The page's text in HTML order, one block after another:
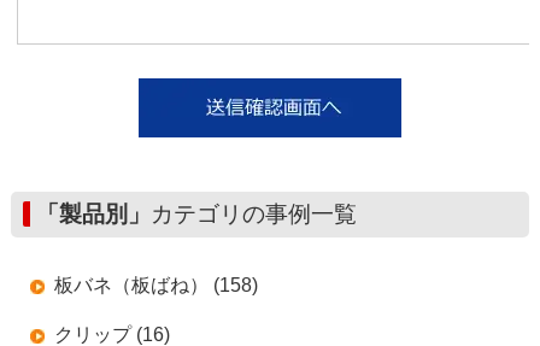
「製品別」 カテゴリの事例一覧
板バネ（板ばね） (158)
クリップ (16)